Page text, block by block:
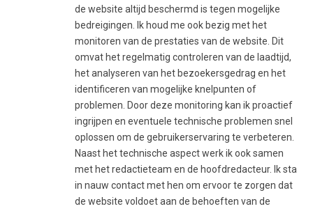
de website altijd beschermd is tegen mogelijke
bedreigingen. Ik houd me ook bezig met het
monitoren van de prestaties van de website. Dit
omvat het regelmatig controleren van de laadtijd,
het analyseren van het bezoekersgedrag en het
identificeren van mogelijke knelpunten of
problemen. Door deze monitoring kan ik proactief
ingrijpen en eventuele technische problemen snel
oplossen om de gebruikerservaring te verbeteren.
Naast het technische aspect werk ik ook samen
met het redactieteam en de hoofdredacteur. Ik sta
in nauw contact met hen om ervoor te zorgen dat
de website voldoet aan de behoeften van de